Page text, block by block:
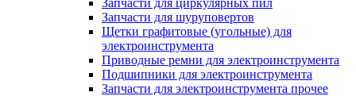
Запчасти для циркулярных пил
Запчасти для шуруповертов
Щетки графитовые (угольные) для
электроинструмента
Приводные ремни для электроинструмента
Подшипники для электроинструмента
Запчасти для электроинструмента прочее